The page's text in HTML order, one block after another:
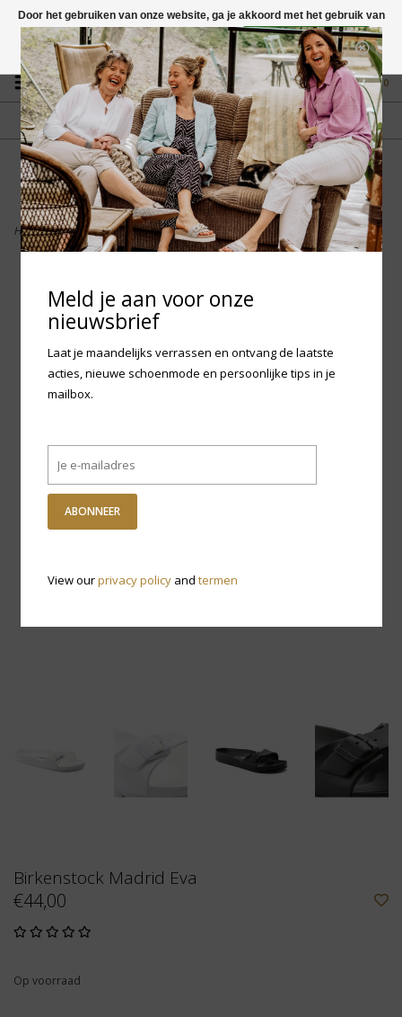
Vragen? App naar +31 58 250 1503
0
GRATIS VERZENDING NL
Vanaf € 75,-
FYSIEKE WINKEL
in Mantgum (frl)
fdad
Home>Birkenstock Madrid Eva
Birkenstock Madrid Eva
€44,00
Op voorraad
Door het gebruiken van onze website, ga je akkoord met het gebruik van
cookies om onze website te verbeteren.
Dit bericht verbergen
Meer over cookies »
Meld je aan voor onze
nieuwsbrief
Laat je maandelijks verrassen en ontvang de laatste
acties, nieuwe schoenmode en persoonlijke tips in je
mailbox.
ABONNEER
View ourprivacy policyand termen